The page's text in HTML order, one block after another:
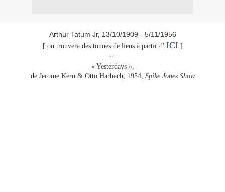
Arthur Tatum Jr, 13/10/1909 - 5/11/1956
[ on trouvera des tonnes de liens à partir d' ICI]
~
« Yesterdays »,
de Jerome Kern & Otto Harbach, 1954, Spike Jones Show